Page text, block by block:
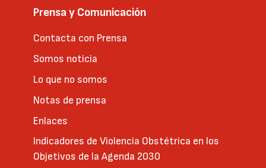
Prensa y Comunicación
Contacta con Prensa
Somos noticia
Lo que no somos
Notas de prensa
Enlaces
Indicadores de Violencia Obstétrica en los
Objetivos de la Agenda 2030